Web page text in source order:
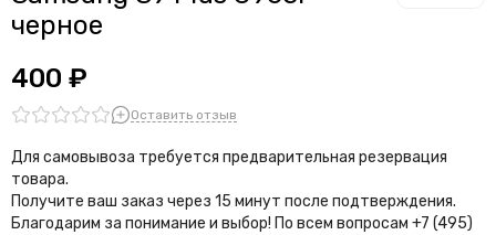
черное
400 ₽
Оставить отзыв
Для самовывоза требуется предварительная резервация
товара.
Получите ваш заказ через 15 минут после подтверждения.
Благодарим за понимание и выбор! По всем вопросам +7 (495)